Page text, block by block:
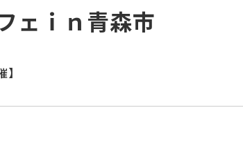
ェｉｎ青森市